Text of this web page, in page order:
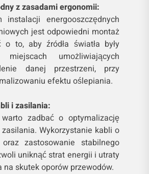
z zasadami ergonomii:
instalacji energooszczędnych
jest odpowiedni montaż
to, aby źródła światła były
umożliwiających
danej przestrzeni, przy
efektu oślepiania.
i zasilania:
zadbać o optymalizację
Wykorzystanie kabli o
zastosowanie stabilnego
uniknąć strat energii i utraty
skutek oporów przewodów.